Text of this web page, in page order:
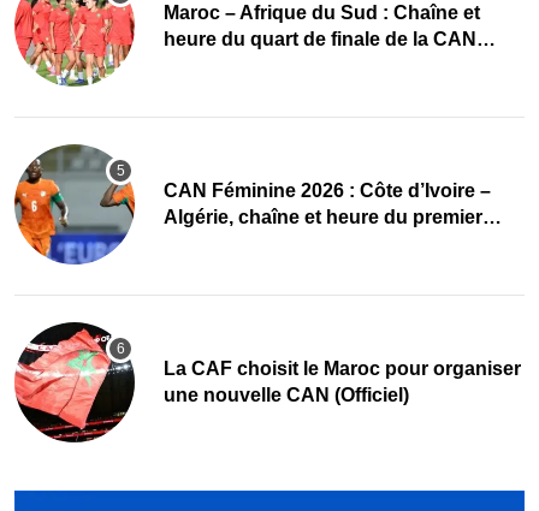
Maroc – Afrique du Sud : Chaîne et
heure du quart de finale de la CAN
CAN Féminine 2026 : Côte d’Ivoire –
Algérie, chaîne et heure du premier
La CAF choisit le Maroc pour organiser
une nouvelle CAN (Officiel)